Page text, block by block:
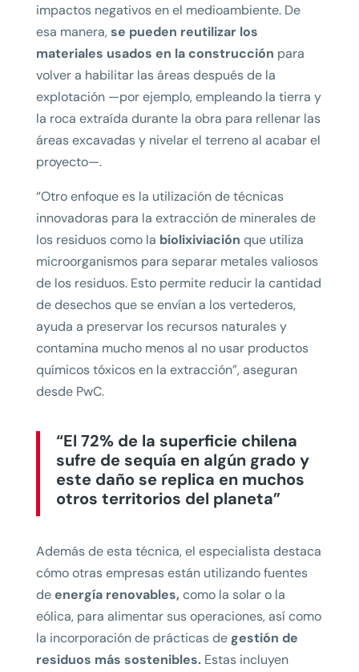
impactos negativos en el medioambiente. De
esa manera,se pueden reutilizar los
materiales usados en la construcción para
volver a habilitar las áreas después de la
explotación —por ejemplo, empleando la tierra y
la roca extraída durante la obra para rellenar las
áreas excavadas y nivelar el terreno al acabar el
proyecto—.
“Otro enfoque es la utilización de técnicas
innovadoras para la extracción de minerales de
los residuos como la biolixiviación que utiliza
microorganismos para separar metales valiosos
de los residuos. Esto permite reducir la cantidad
de desechos que se envían a los vertederos,
ayuda a preservar los recursos naturales y
contamina mucho menos al no usar productos
químicos tóxicos en la extracción”, aseguran
desde PwC.
“El 72% de la superficie chilena
sufre de sequía en algún grado y
este daño se replica en muchos
otros territorios del planeta”
Además de esta técnica, el especialista destaca
cómo otras empresas están utilizando fuentes
deenergía renovables, como la solar o la
eólica, para alimentar sus operaciones, así como
la incorporación de prácticas de gestión de
residuos más sostenibles.Estas incluyen